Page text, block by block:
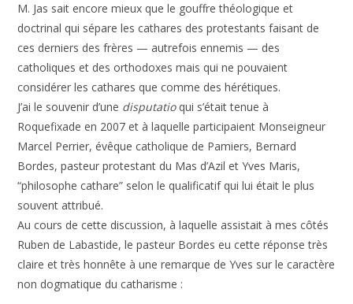
M. Jas sait encore mieux que le gouffre théologique et
doctrinal qui sépare les cathares des protestants faisant de
ces derniers des frères — autrefois ennemis — des
catholiques et des orthodoxes mais qui ne pouvaient
considérer les cathares que comme des hérétiques.
J’ai le souvenir d’une disputatioqui s’était tenue à
Roquefixade en 2007 et à laquelle participaient Monseigneur
Marcel Perrier, évêque catholique de Pamiers, Bernard
Bordes, pasteur protestant du Mas d’Azil et Yves Maris,
“philosophe cathare” selon le qualificatif qui lui était le plus
souvent attribué.
Au cours de cette discussion, à laquelle assistait à mes côtés
Ruben de Labastide, le pasteur Bordes eu cette réponse très
claire et très honnête à une remarque de Yves sur le caractère
non dogmatique du catharisme :